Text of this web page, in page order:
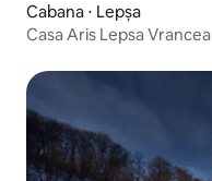
Cabana ⋅ Lepșa
Casa Aris Lepsa Vrancea